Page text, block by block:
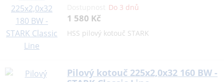
Do 3 dnů
1 580 Kč
HSS pilový kotouč STARK
Pilový kotouč 225x2,0x32 160 BW -